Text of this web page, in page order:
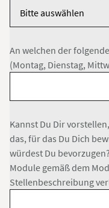
An welchen der
(Montag, Dienstag,
Kannst Du Dir
das, für das Du Dich
würdest Du
Module gemäß dem
Stellenbeschreibung